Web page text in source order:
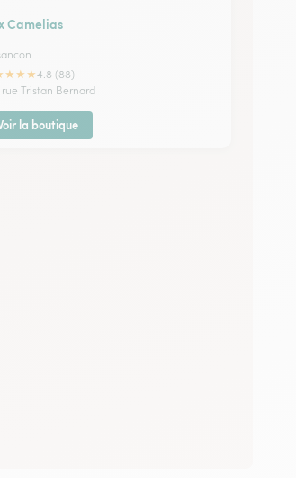
Camelias
★★★4.8 (88)
Tristan Bernard
la boutique